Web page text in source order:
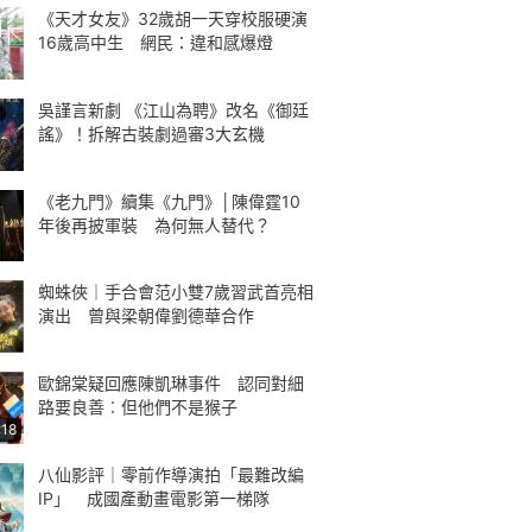
《天才女友》32歲胡一天穿校服硬演
16歲高中生 網民：違和感爆燈
吳謹言新劇 《江山為聘》改名《御廷
謠》！拆解古裝劇過審3大玄機
《老九門》續集《九門》│陳偉霆10
年後再披軍裝 為何無人替代？
蜘蛛俠｜手合會范小雙7歲習武首亮相
演出 曾與梁朝偉劉德華合作
歐錦棠疑回應陳凱琳事件 認同對細
路要良善︰但他們不是猴子
八仙影評｜零前作導演拍「最難改編
IP」 成國產動畫電影第一梯隊